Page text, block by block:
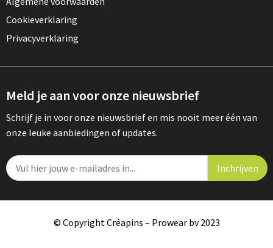
Cookieverklaring
Privacyverklaring
Meld je aan voor onze nieuwsbrief
Schrijf je in voor onze nieuwsbrief en mis nooit meer één van
onze leuke aanbiedingen of updates.
© Copyright Créapins – Prowear bv 2023